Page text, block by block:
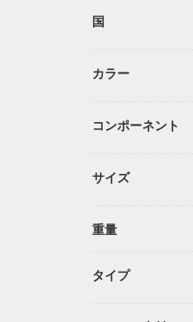
国
カラー
コンポーネント
サイズ
重量
タイプ